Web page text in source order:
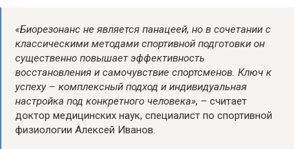
«Биорезонанс не является панацеей, но в сочетании с
классическими методами спортивной подготовки он
существенно повышает эффективность
восстановления и самочувствие спортсменов. Ключ к
успеху – комплексный подход и индивидуальная
настройка под конкретного человека», – считает
доктор медицинских наук, специалист по спортивной
физиологии Алексей Иванов.